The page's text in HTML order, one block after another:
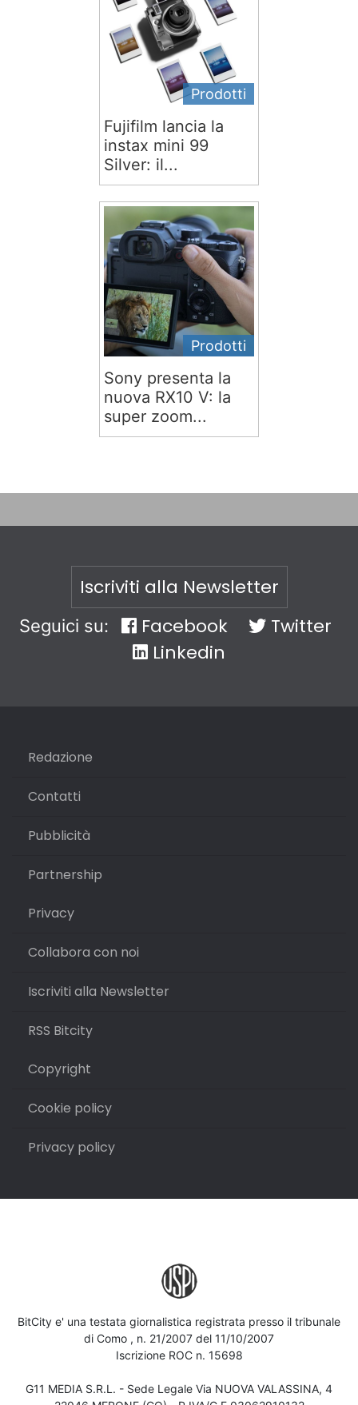
Prodotti
Fujifilm lancia la
instax mini 99
Silver: il...
Prodotti
Sony presenta la
nuova RX10 V: la
super zoom...
Iscriviti alla Newsletter
Seguici su: Facebook
Twitter
Linkedin
Redazione
Contatti
Pubblicità
Partnership
Privacy
Collabora con noi
Iscriviti alla Newsletter
RSS Bitcity
Copyright
Cookie policy
Privacy policy
BitCity e' una testata giornalistica registrata presso il tribunale
di Como , n. 21/2007 del 11/10/2007
Iscrizione ROC n. 15698
G11 MEDIA S.R.L. - Sede Legale Via NUOVA VALASSINA, 4